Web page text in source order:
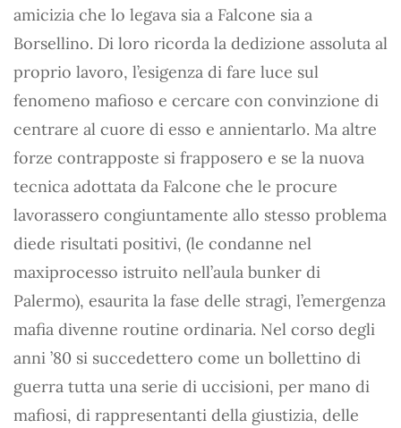
amicizia che lo legava sia a Falcone sia a
Borsellino. Di loro ricorda la dedizione assoluta al
proprio lavoro, l’esigenza di fare luce sul
fenomeno mafioso e cercare con convinzione di
centrare al cuore di esso e annientarlo. Ma altre
forze contrapposte si frapposero e se la nuova
tecnica adottata da Falcone che le procure
lavorassero congiuntamente allo stesso problema
diede risultati positivi, (le condanne nel
maxiprocesso istruito nell’aula bunker di
Palermo), esaurita la fase delle stragi, l’emergenza
mafia divenne routine ordinaria. Nel corso degli
anni ’80 si succedettero come un bollettino di
guerra tutta una serie di uccisioni, per mano di
mafiosi, di rappresentanti della giustizia, delle